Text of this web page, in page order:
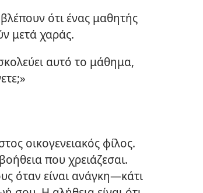
ότι ένας μαθητής
μετά χαράς.
αυτό το μάθημα,
οικογενειακός φίλος.
που χρειάζεσαι.
όταν είναι ανάγκη​—κάτι